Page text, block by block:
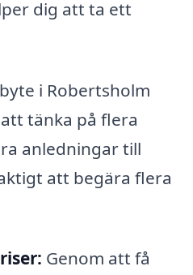
dig att ta ett
i Robertsholm
tänka på flera
anledningar till
att begära flera
Genom att få